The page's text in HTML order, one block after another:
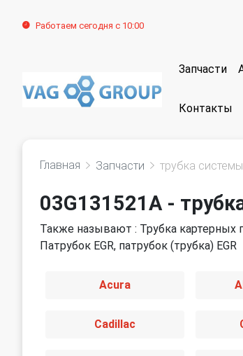
Работаем сегодня с 10:00
Запчасти
Контакты
Главная Запчасти трубка
03G131521A -
Также называют : Трубка картерных
Патрубок EGR, патрубок (трубка) EGR
Acura
Cadillac